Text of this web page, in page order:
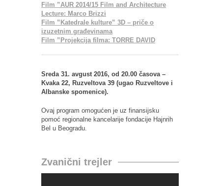
Film ”AUR 2014/15 Film and Architecture
Lecture: Marco Brizzi
Film ”Katedrale kulture” 3D – priče o
izuzetnim građevinama
Film ”Projekcija filma: TORRE DAVID
Sreda 31. avgust 2016, od 20.00 časova –
Kvaka 22, Ruzveltova 39 (ugao Ruzveltove i
Albanske spomenice).
Ovaj program omogućen je uz finansijsku
pomoć regionalne kancelarije fondacije Hajnrih
Bel u Beogradu.
Zvanični trejler